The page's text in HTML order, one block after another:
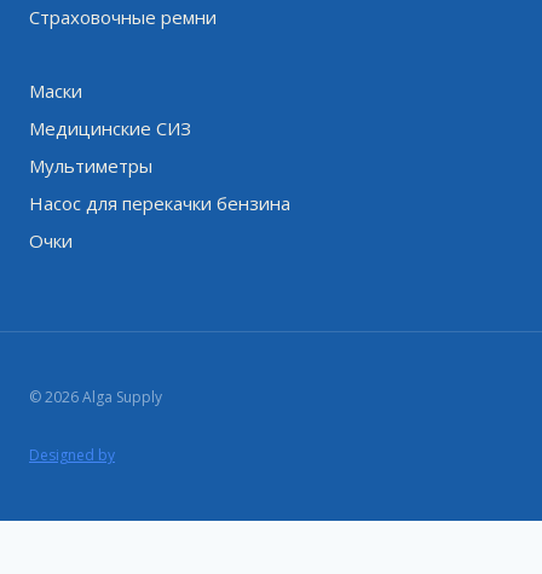
Страховочные ремни
Маски
Медицинские СИЗ
Мультиметры
Насос для перекачки бензина
Очки
© 2026 Alga Supply
Designed by